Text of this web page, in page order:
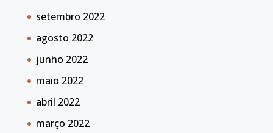
setembro 2022
agosto 2022
junho 2022
maio 2022
abril 2022
março 2022